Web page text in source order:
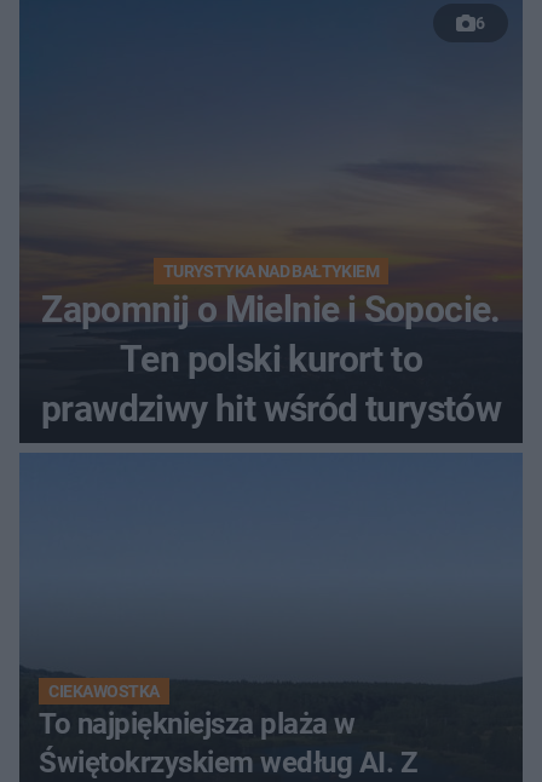
6
TURYSTYKA NAD BAŁTYKIEM
Zapomnij o Mielnie i Sopocie.
Ten polski kurort to
prawdziwy hit wśród turystów
CIEKAWOSTKA
To najpiękniejsza plaża w
Świętokrzyskiem według AI. Z